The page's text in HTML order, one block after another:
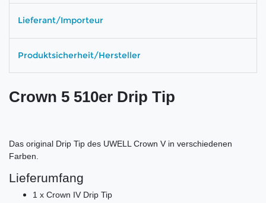
Lieferant/Importeur
Produktsicherheit/Hersteller
Crown 5 510er Drip Tip
Das original Drip Tip des UWELL Crown V in verschiedenen
Farben.
Lieferumfang
1 x Crown IV Drip Tip